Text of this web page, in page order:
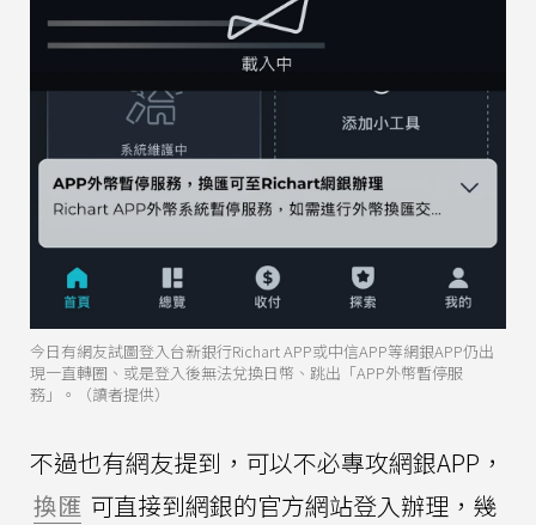
今日有網友試圖登入台新銀行Richart APP或中信APP等網銀APP仍出
現一直轉圈、或是登入後無法兌換日幣、跳出「APP外幣暫停服
務」。（讀者提供）
不過也有網友提到，可以不必專攻網銀APP，
換匯 可直接到網銀的官方網站登入辦理，幾